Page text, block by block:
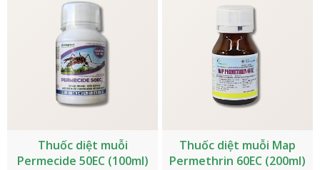
Thuốc diệt muỗi
Permecide 50EC (100ml)
Thuốc diệt muỗi Map
Permethrin 60EC (200ml)